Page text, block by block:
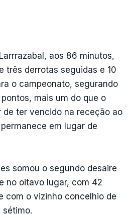
aos 86 minutos,
três derrotas seguidas e 10
o campeonato, segurando
mais um do que o
de ter vencido na receção ao
em lugar de
somou o segundo desaire
no oitavo lugar, com 42
com o vizinho concelhio de
sétimo.